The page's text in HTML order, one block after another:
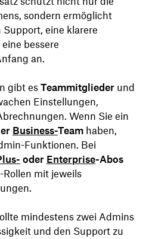
sondern ermöglicht
eine klarere
bessere
an.
gibt es Teammitgliederund
Einstellungen,
Wenn Sie ein
Business-Teamhaben,
Funktionen. Bei
oder Enterprise-Abos
mit jeweils
mindestens zwei Admins
und den Support zu